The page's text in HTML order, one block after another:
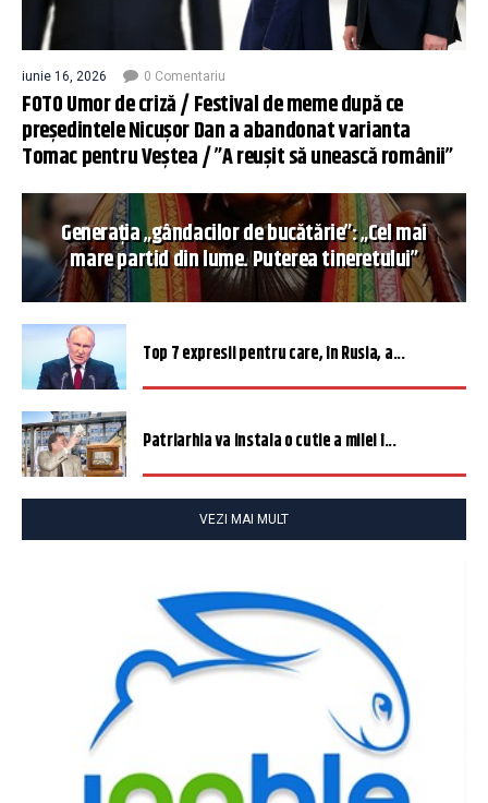
iunie 16, 2026 0 Comentariu
FOTO Umor de criză / Festival de meme după ce
președintele Nicușor Dan a abandonat varianta
Tomac pentru Veștea / ”A reușit să unească românii”
Generația „gândacilor de bucătărie”: „Cel mai
mare partid din lume. Puterea tineretului”
Top 7 expresii pentru care, în Rusia, a...
Patriarhia va instala o cutie a milei î...
VEZI MAI MULT